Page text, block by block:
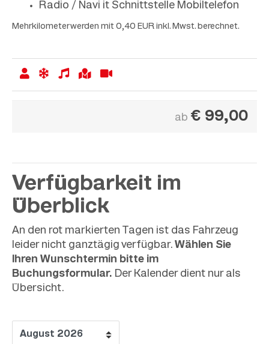
Radio / Navi it Schnittstelle Mobiltelefon
Mehrkilometer werden mit 0,40 EUR inkl. Mwst. berechnet.
ab € 99,00
Verfügbarkeit im
Überblick
An den rot markierten Tagen ist das Fahrzeug
leider nicht ganztägig verfügbar. Wählen Sie
Ihren Wunschtermin bitte im
Buchungsformular. Der Kalender dient nur als
Übersicht.